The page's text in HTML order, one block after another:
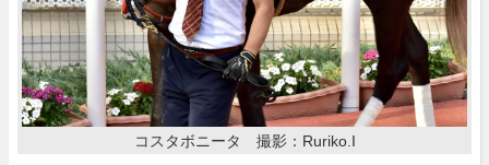
コスタボニータ 撮影：Ruriko.I